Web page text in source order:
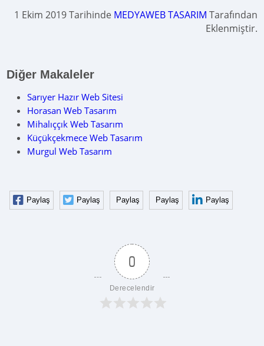
1 Ekim 2019 Tarihinde MEDYAWEB TASARIM Tarafından
Eklenmiştir.
Diğer Makaleler
Sarıyer Hazır Web Sitesi
Horasan Web Tasarım
Mihalıççık Web Tasarım
Küçükçekmece Web Tasarım
Murgul Web Tasarım
Paylaş Paylaş Paylaş Paylaş Paylaş
0
Derecelendir